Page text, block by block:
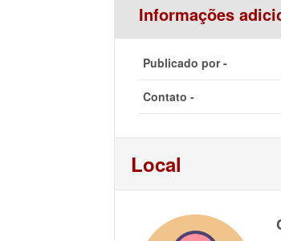
Informações
Publicado por -
Contato -
Local